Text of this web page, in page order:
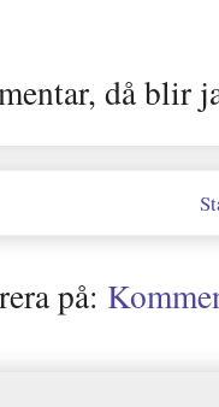
då blir
på: